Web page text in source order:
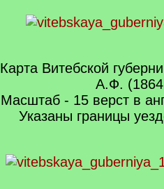
Карта Витебской
А.Ф. (1864
Масштаб - 15 верст в
Указаны границы